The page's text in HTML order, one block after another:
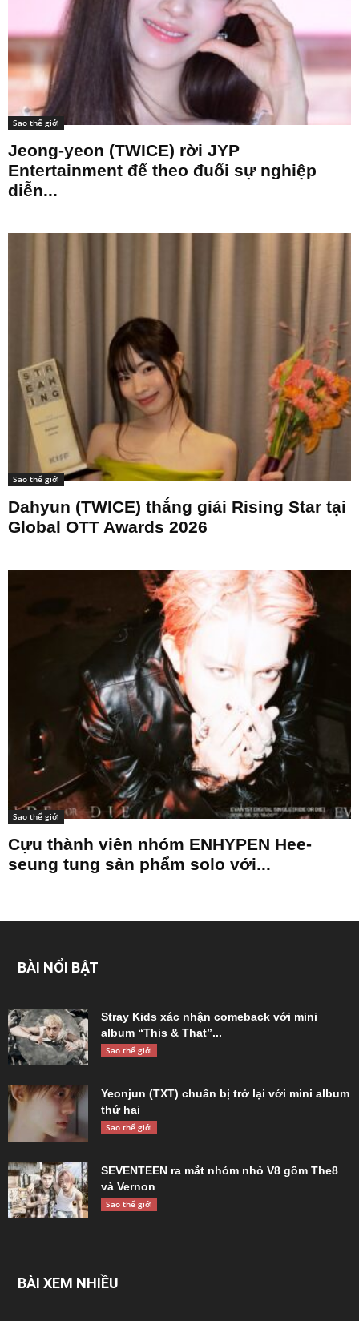
Sao thế giới
Jeong-yeon (TWICE) rời JYP
Entertainment để theo đuổi sự nghiệp
diễn...
Sao thế giới
Dahyun (TWICE) thắng giải Rising Star tại
Global OTT Awards 2026
Sao thế giới
Cựu thành viên nhóm ENHYPEN Hee-
seung tung sản phẩm solo với...
BÀI NỔI BẬT
Stray Kids xác nhận comeback với mini
album “This & That”...
Sao thế giới
Yeonjun (TXT) chuẩn bị trở lại với mini album
thứ hai
Sao thế giới
SEVENTEEN ra mắt nhóm nhỏ V8 gồm The8
và Vernon
Sao thế giới
BÀI XEM NHIỀU